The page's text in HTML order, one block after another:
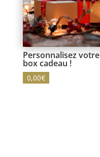
Personnalisez votre
box cadeau !
0,00€